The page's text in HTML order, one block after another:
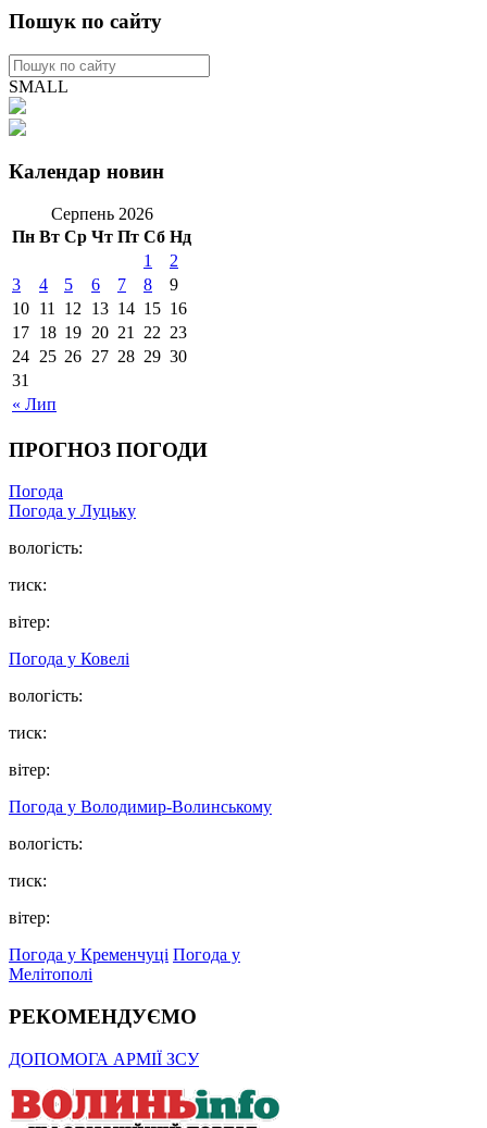
Пошук по сайту
SMALL
Календар новин
Серпень 2026
Пн Вт Ср Чт Пт Сб Нд
« Лип
1
2
3
4 5 6 7 8
9
10 11 12 13 14 15 16
17 18 19 20 21 22 23
24 25 26 27 28 29 30
31
ПРОГНОЗ ПОГОДИ
Погода
Погода у Луцьку
вологість:
тиск:
вітер:
Погода у Ковелі
вологість:
тиск:
вітер:
Погода у Володимир-Волинському
вологість:
тиск:
вітер:
Погода у Кременчуці Погода у
Мелітополі
РЕКОМЕНДУЄМО
ДОПОМОГА АРМІЇ ЗСУ